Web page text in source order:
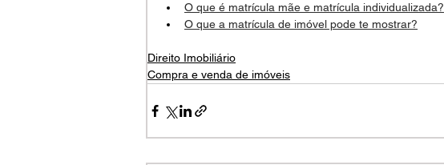
O que é matrícula mãe e matrícula individualizada?
O que a matrícula de imóvel pode te mostrar?
Direito Imobiliário
Compra e venda de imóveis